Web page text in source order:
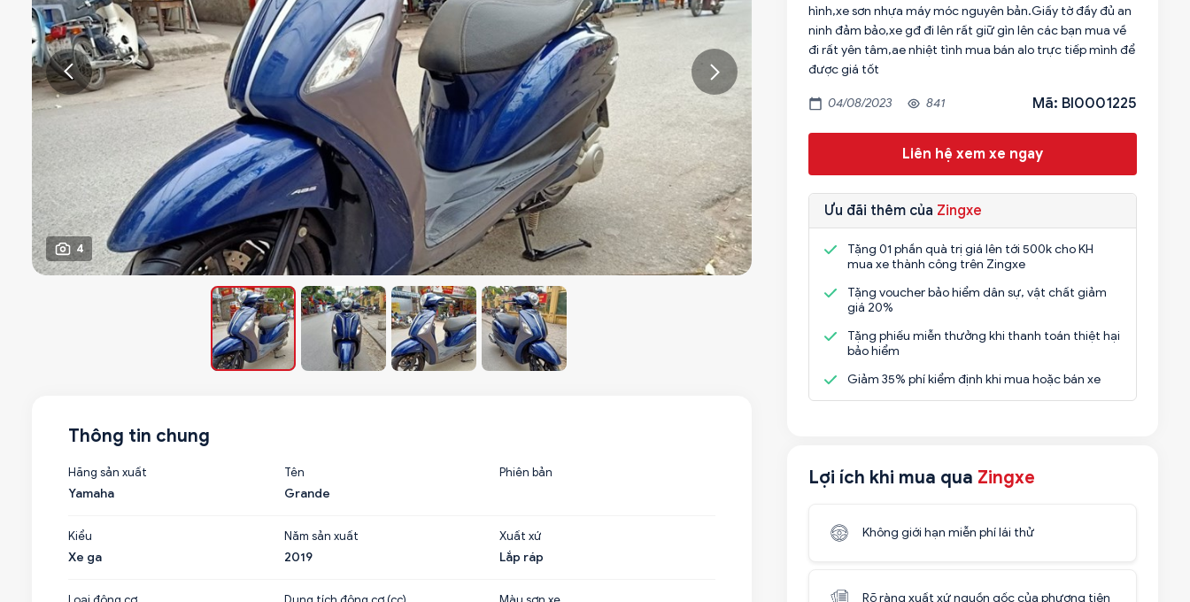
4
hình,xe sơn nhựa máy móc nguyên bản.Giấy tờ đầy đủ an
ninh đảm bảo,xe gđ đi lên rất giữ gìn lên các bạn mua về
đi rất yên tâm,ae nhiệt tình mua bán alo trực tiếp mình để
được giá tốt
04/08/2023 841 Mã: BI0001225
Liên hệ xem xe ngay
Ưu đãi thêm của Zingxe
Tặng 01 phần quà trị giá lên tới 500k cho KH
mua xe thành công trên Zingxe
Tặng voucher bảo hiểm dân sự, vật chất giảm
giá 20%
Tặng phiếu miễn thưởng khi thanh toán thiệt hại
bảo hiểm
Giảm 35% phí kiểm định khi mua hoặc bán xe
Lợi ích khi mua qua Zingxe
Không giới hạn miễn phí lái thử
Rõ ràng xuất xứ nguồn gốc của phương tiện
Thông tin chung
Hãng sản xuất
Yamaha
Tên
Grande
Phiên bản
Kiểu
Xe ga
Năm sản xuất
2019
Xuất xứ
Lắp ráp